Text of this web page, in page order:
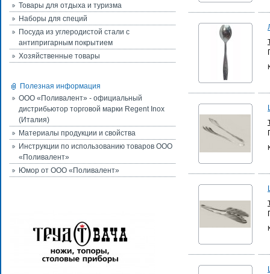
Товары для отдыха и туризма
Наборы для специй
Посуда из углеродистой стали с
антипригарным покрытием
Хозяйственные товары
Полезная информация
ООО «Поливалент» - официальный
дистрибьютор торговой марки Regent Inox
(Италия)
Материалы продукции и свойства
Инструкции по использованию товаров ООО
«Поливалент»
Юмор от ООО «Поливалент»